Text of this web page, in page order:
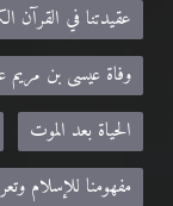
عقيدتنا في القرآن
وفاة عيسى بن مريم
الحياة بعد الموت
مفهومنا للإسلام